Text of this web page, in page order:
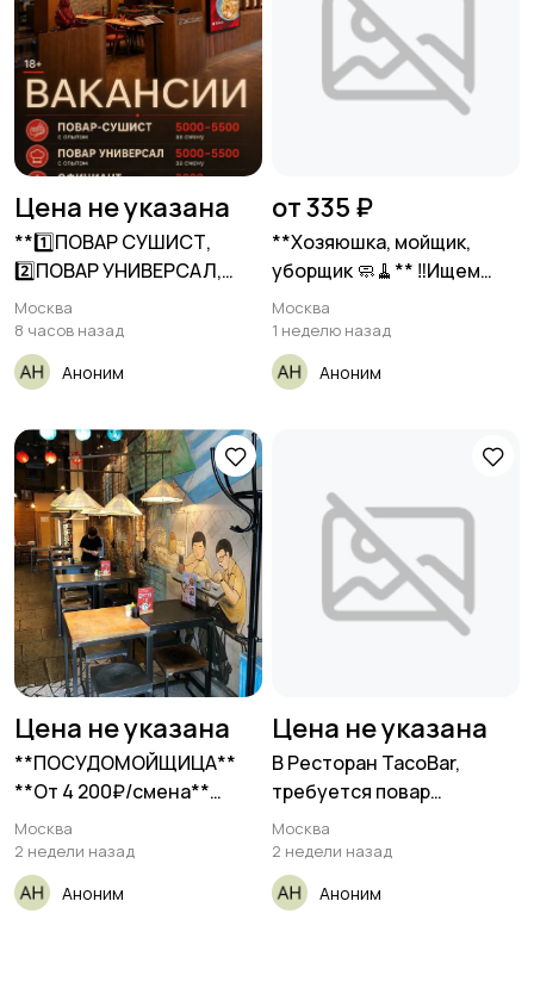
Цена не указана
**1️⃣ПОВАР СУШИСТ,
2️⃣ПОВАР УНИВЕРСАЛ,
3️⃣ОФИЦИАНТ**
__ТАКЭ__
Москва
8 часов назад
Аноним
от 335 ₽
**Хозяюшка, мойщик,
уборщик 🧼🧹** ‼️Ищем
хозяюшек
Москва
1 неделю назад
Аноним
Цена не указана
**ПОСУДОМОЙЩИЦА**
**От 4 200₽/смена**
__Кафе «Азиаты»__
Москва
2 недели назад
Аноним
Цена не указана
В Ресторан TacoBar,
требуется повар
холодного
Москва
2 недели назад
Аноним